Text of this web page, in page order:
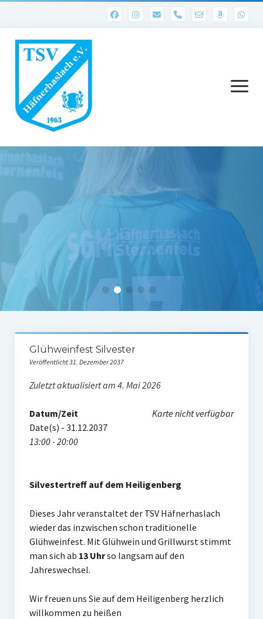
phone
Menü
öffnen
1. Mannschaft
Ergebnisse 1. Mannschaft
Tabelle 1.Mannschaft
Spielerstatistik 1. Mannschaft
Spielplan Kreisliga A3
Ergebnisse Damen
Tabelle Damen
Spielplan Bezirksliga Damen
Kinderfussball
AH-Abteilung
Breitensport
ThaiBo
Eltern-Kind-Turnen
Glühweinfest Silvester
Veröffentlicht 31. Dezember 2037
Zuletzt aktualisiert am 4. Mai 2026
Karte nicht verfügbar
Datum/Zeit
Date(s) - 31.12.2037
13:00 - 20:00
Silvestertreff auf dem Heiligenberg
Dieses Jahr veranstaltet der TSV Häfnerhaslach
wieder das inzwischen schon traditionelle
Glühweinfest. Mit Glühwein und Grillwurst stimmt
man sich ab 13 Uhrso langsam auf den
Jahreswechsel.
Wir freuen uns Sie auf dem Heiligenberg herzlich
willkommen zu heißen